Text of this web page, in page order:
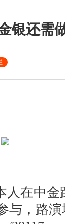
银还需
在中金
与，路